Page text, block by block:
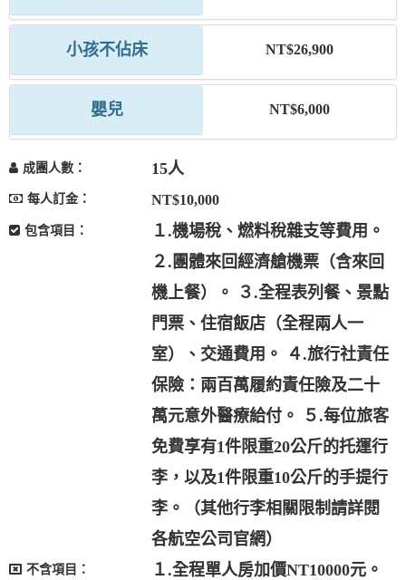
小孩不佔床 NT$26,900
嬰兒 NT$6,000
成團人數： 15人
每人訂金： NT$10,000
包含項目：
１.機場稅、燃料稅雜支等費用。
２.團體來回經濟艙機票（含來回
機上餐）。 ３.全程表列餐、景點
門票、住宿飯店（全程兩人一
室）、交通費用。 ４.旅行社責任
保險：兩百萬履約責任險及二十
萬元意外醫療給付。 ５.每位旅客
免費享有1件限重20公斤的托運行
李，以及1件限重10公斤的手提行
李。（其他行李相關限制請詳閱
各航空公司官網）
不含項目：
１.全程單人房加價NT10000元。